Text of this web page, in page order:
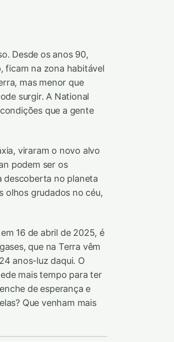
Desde os anos 90,
ficam na zona habitável
mas menor que
surgir. A National
que a gente
viraram o novo alvo
podem ser os
descoberta no planeta
olhos grudados no céu,
16 de abril de 2025, é
que na Terra vêm
anos-luz daqui. O
mais tempo para ter
de esperança e
Que venham mais